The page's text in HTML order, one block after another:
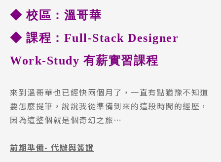
◆校區：溫哥華
◆ 課程：Full-Stack Designer
Work-Study 有薪實習課程
來到溫哥華也已經快兩個月了，一直有點猶豫不知道
要怎麼提筆，說說我從準備到來的這段時間的經歷，
因為這整個就是個奇幻之旅⋯
前期準備- 代辦與簽證